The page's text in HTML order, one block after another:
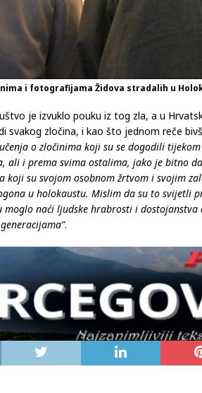
i fotografijama Židova stradalih u
je izvuklo pouku iz tog zla, a u
svakog zločina, i kao što jednom reče
o zločinima koji su se dogodili
ali i prema svima ostalima, jako je bitno
koji su svojom osobnom žrtvom i svojim
u holokaustu. Mislim da su to svijetli
moglo naći ljudske hrabrosti i dostojanstva
.